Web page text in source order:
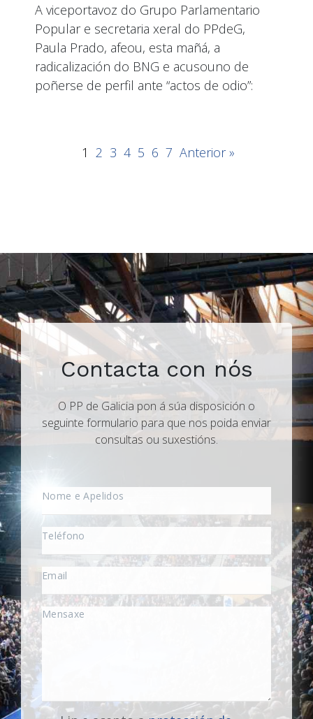
A viceportavoz do Grupo Parlamentario
Popular e secretaria xeral do PPdeG,
Paula Prado, afeou, esta mañá, a
radicalización do BNG e acusouno de
poñerse de perfil ante “actos de odio”:
1 2 3 4 5 6 7 Anterior »
Contacta con nós
O PP de Galicia pon á súa disposición o
seguinte formulario para que nos poida enviar
consultas ou suxestións.